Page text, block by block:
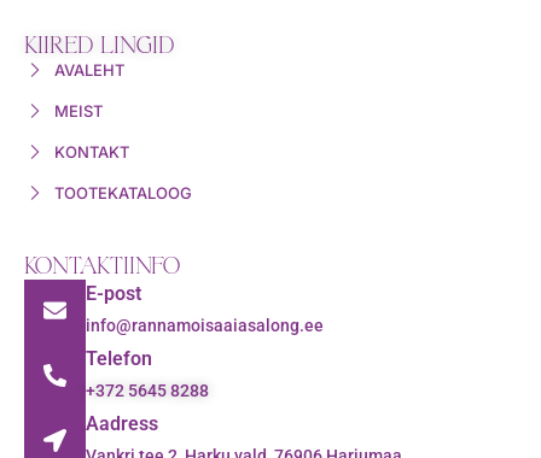
KIIRED LINGID
AVALEHT
MEIST
KONTAKT
TOOTEKATALOOG
KONTAKTIINFO
E-post
info@rannamoisaaiasalong.ee
Telefon
+372 5645 8288
Aadress